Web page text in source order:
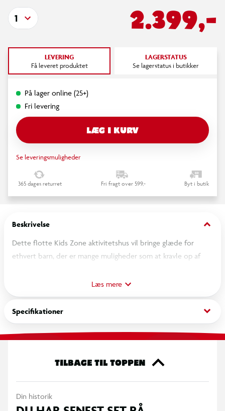
2.399,-
1
LEVERING
Få leveret produktet
LAGERSTATUS
Se lagerstatus i butikker
På lager online (25+)
Fri levering
LÆG I KURV
Se leveringsmuligheder
365 dages returret Fri fragt over 599,- Byt i butik
Beskrivelse keyboard_arrow_down
Dette flotte Kids Zone aktivitetshus vil bringe glæde for
ethvert barn, der er mange muligheder som at kravle op af
Aktivitetshus er lavet i kraftige materialer og nem at samle.
Monteret med kraftig metalstige foroven, så barnet også kan
gå i armgang, der medfølger bløde kastepuder.
Perfekt til Institutioner, hjemmet, sommerhuset eller bare
Anbefalet alder: 1-7år
Læs mere
Specifikationer keyboard_arrow_down
TILBAGE TIL TOPPEN
Din historik